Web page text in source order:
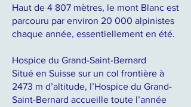
Haut de 4 807 mètres, le mont Blanc est
parcouru par environ 20 000 alpinistes
chaque année, essentiellement en été.
Hospice du Grand-Saint-Bernard
Situé en Suisse sur un col frontière à
2473 m d’altitude, l’Hospice du Grand-
Saint-Bernard accueille toute l’année